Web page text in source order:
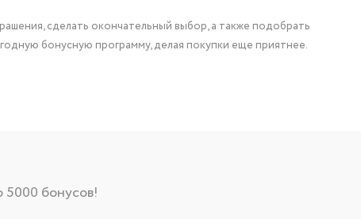
сделать окончательный выбор, а также подобрать
бонусную программу, делая покупки еще приятнее.
бонусов!